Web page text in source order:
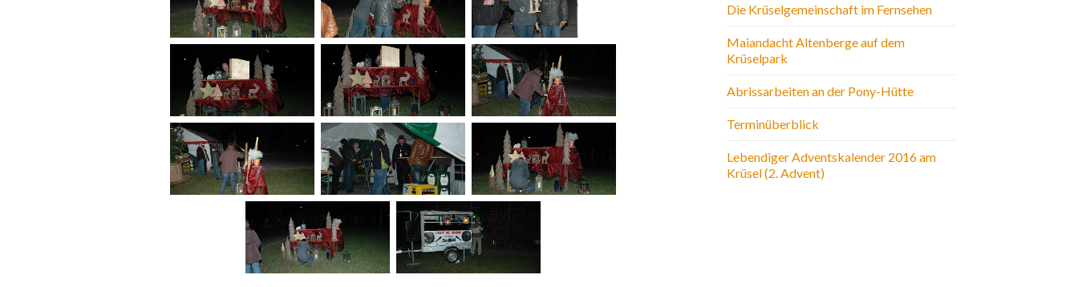
Die Krüselgemeinschaft im Fernsehen
Maiandacht Altenberge auf dem
Krüselpark
Abrissarbeiten an der Pony-Hütte
Terminüberblick
Lebendiger Adventskalender 2016 am
Krüsel (2. Advent)